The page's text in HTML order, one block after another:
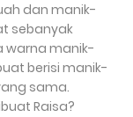
dan manik-
sebanyak
warna manik-
berisi manik-
sama.
Raisa?